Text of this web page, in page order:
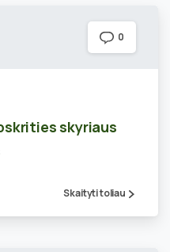
0
skyriaus
Skaityti toliau